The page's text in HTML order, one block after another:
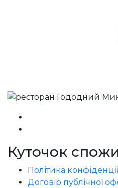
Куточок
Політика
Договір публічної